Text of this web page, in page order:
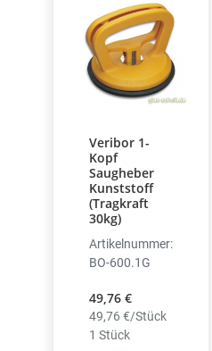
Veribor 1-
Kopf
Saugheber
Kunststoff
(Tragkraft
30kg)
Artikelnummer:
BO-600.1G
49,76 €
49,76 €/Stück
1 Stück